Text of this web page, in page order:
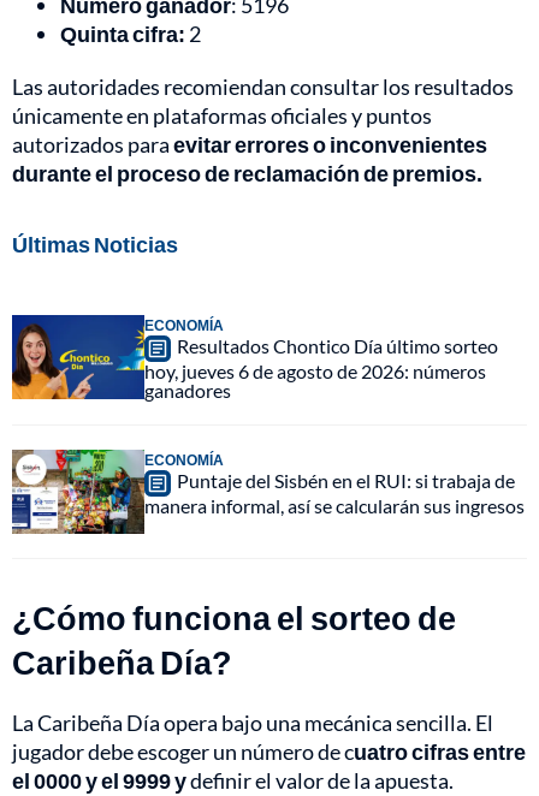
Quinta cifra: 2
Las autoridades recomiendan consultar los resultados
únicamente en plataformas oficiales y puntos
autorizados paraevitar errores o inconvenientes
durante el proceso de reclamación de premios.
Últimas Noticias
ECONOMÍA
Resultados Chontico Día último sorteo
hoy, jueves 6 de agosto de 2026: números
ganadores
ECONOMÍA
Puntaje del Sisbén en el RUI: si trabaja de
manera informal, así se calcularán sus ingresos
¿Cómo funciona el sorteo de
Caribeña Día?
La Caribeña Día opera bajo una mecánica sencilla. El
jugador debe escoger un número de cuatro cifras entre
el 0000 y el 9999 ydefinir el valor de la apuesta.